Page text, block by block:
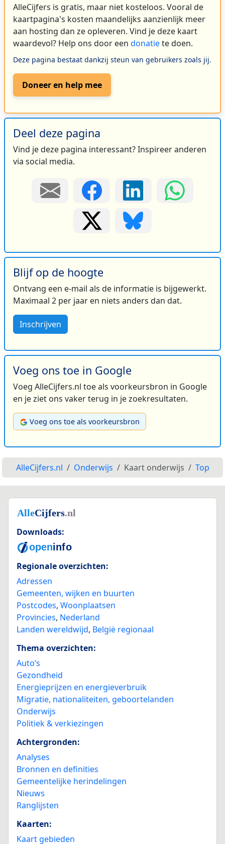
AlleCijfers is gratis, maar niet kosteloos. Vooral de
kaartpagina's kosten maandelijks aanzienlijk meer
aan hosting dan ze opleveren. Vind je deze kaart
waardevol? Help ons door een donatiete doen.
Deze pagina bestaat dankzij steun van gebruikers zoals jij.
Doneer en help mee
Deel deze pagina
Vind je deze pagina interessant? Inspireer anderen
via social media.
Blijf op de hoogte
Ontvang een e-mail als de informatie is bijgewerkt.
Maximaal 2 per jaar en niets anders dan dat.
Inschrijven
Voeg ons toe in Google
Voeg AlleCijfers.nl toe als voorkeursbron in Google
en je ziet ons vaker terug in je zoekresultaten.
Voeg ons toe als voorkeursbron
AlleCijfers.nl Onderwijs Kaart onderwijs Top
Downloads:
Regionale overzichten:
Adressen
Gemeenten, wijken en buurten
Postcodes, Woonplaatsen
Provincies, Nederland
Landen wereldwijd, België regionaal
Thema overzichten:
Auto’s
Gezondheid
Energieprijzen en energieverbruik
Migratie, nationaliteiten, geboortelanden
Onderwijs
Politiek & verkiezingen
Achtergronden:
Analyses
Bronnen en definities
Gemeentelijke herindelingen
Nieuws
Ranglijsten
Kaarten:
Kaart gebieden